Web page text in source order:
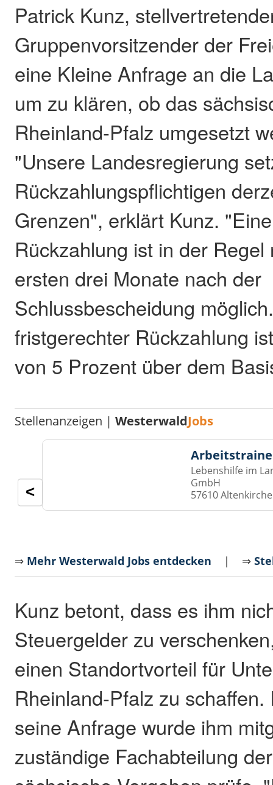
Patrick Kunz,
Gruppenvorsitzender der
eine Kleine Anfrage an die
um zu klären, ob das
Rheinland-Pfalz umgesetzt
"Unsere Landesregierung
Rückzahlungspflichtigen
Grenzen", erklärt Kunz.
Rückzahlung ist in der
ersten drei Monate nach der
Schlussbescheidung
fristgerechter Rückzahlung
von 5 Prozent über dem
Stellenanzeigen |WesterwaldJobs
Lebenshilfe im
GmbH
57610
<
⇒ Mehr Westerwald Jobs entdecken | ⇒
Kunz betont, dass es ihm
Steuergelder zu
einen Standortvorteil für
Rheinland-Pfalz zu
seine Anfrage wurde ihm
zuständige Fachabteilung